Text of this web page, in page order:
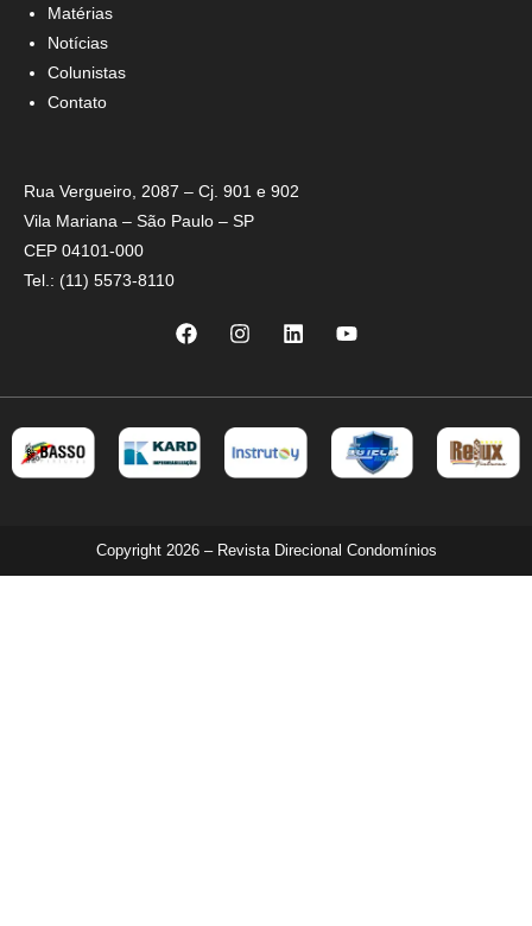
Matérias
Notícias
Colunistas
Contato
Rua Vergueiro, 2087 – Cj. 901 e 902
Vila Mariana – São Paulo – SP
CEP 04101-000
Tel.: (11) 5573-8110
Copyright 2026 – Revista Direcional Condomínios